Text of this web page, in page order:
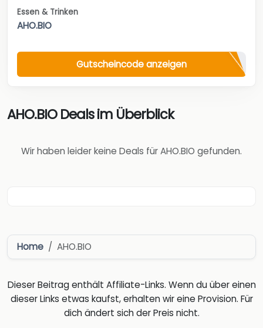
Essen & Trinken
AHO.BIO
Gutscheincode anzeigen
AHO.BIO Deals im Überblick
Wir haben leider keine Deals für AHO.BIO gefunden.
Home AHO.BIO
Dieser Beitrag enthält Affiliate-Links. Wenn du über einen
dieser Links etwas kaufst, erhalten wir eine Provision. Für
dich ändert sich der Preis nicht.